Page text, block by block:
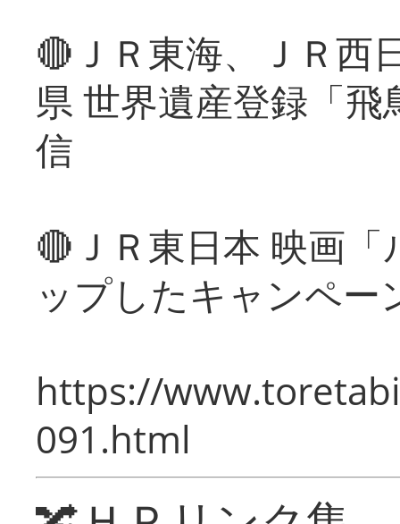
🔴ＪＲ東海、ＪＲ西
県 世界遺産登録「
信
🔴ＪＲ東日本 映画
ップしたキャンペー
https://
091.html